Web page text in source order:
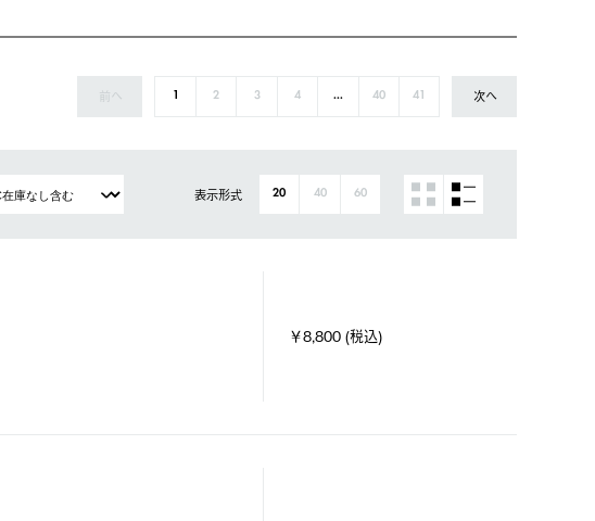
前へ 1 2 3 4 ... 40 41 次へ
表示形式 20 40 60
￥8,800 (税込)